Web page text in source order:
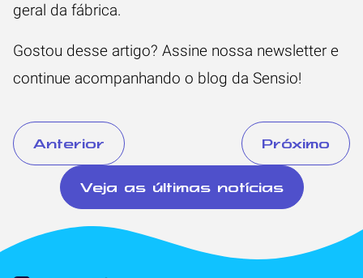
geral da fábrica.
Gostou desse artigo? Assine nossa newsletter e
continue acompanhando o blog da Sensio!
Anterior Próximo
Veja as últimas notícias